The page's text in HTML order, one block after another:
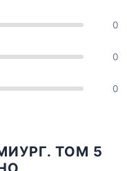
0
0
0
ТОМ 5